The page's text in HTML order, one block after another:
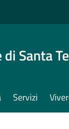
di Santa
Servizi